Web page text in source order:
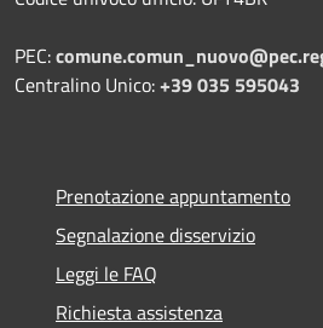
PEC:
Centralino Unico:+39 035 595043
Prenotazione appuntamento
Segnalazione disservizio
Leggi le FAQ
Richiesta assistenza